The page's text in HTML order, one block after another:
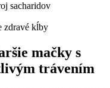
sacharidov
zdravé kĺby
mačky s
trávením